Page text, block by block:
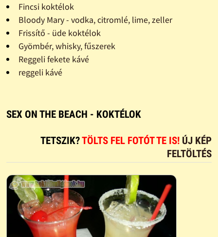
Fincsi koktélok
Bloody Mary - vodka, citromlé, lime, zeller
Frissítő - üde koktélok
Gyömbér, whisky, fűszerek
Reggeli fekete kávé
reggeli kávé
SEX ON THE BEACH - KOKTÉLOK
TETSZIK?TÖLTS FEL FOTÓT TE IS! ÚJ KÉP
FELTÖLTÉS